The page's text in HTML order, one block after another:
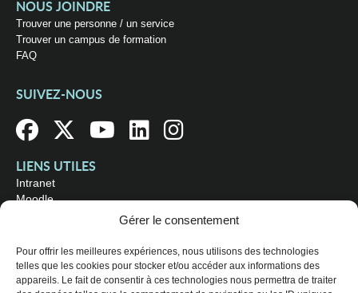
Gérer le consentement
Pour offrir les meilleures expériences, nous utilisons des technologies
telles que les cookies pour stocker et/ou accéder aux informations des
appareils. Le fait de consentir à ces technologies nous permettra de traiter
NOUS JOINDRE
Trouver une personne / un service
Trouver un campus de formation
FAQ
SUIVEZ-NOUS
LIENS UTILES
Intranet
Moodle
OÙ NOUS TROUVER
Campus principal